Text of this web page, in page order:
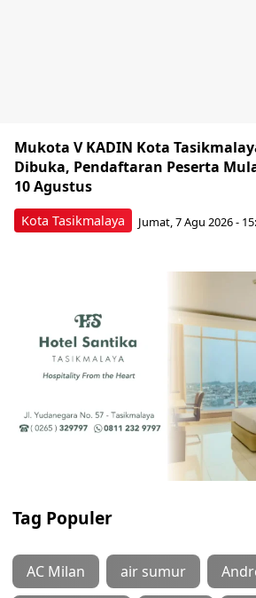
Kota Tasikmalaya
Mukota V KADIN Kota
Dibuka, Pendaftaran Peserta
10 Agustus
Jumat, 7 Agu 2026 -
Tag Populer
AC Milan air sumur